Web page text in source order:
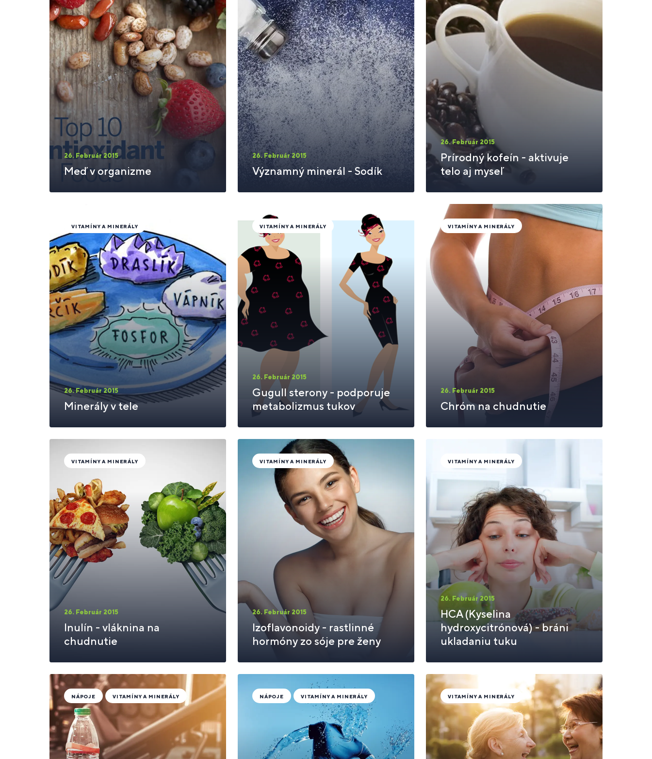
26. Február 2015
Meď v organizme
26. Február 2015
Významný minerál - Sodík
26. Február 2015
Prírodný kofeín - aktivuje
telo aj myseľ
26. Február 2015
Minerály v tele
VITAMÍNY A MINERÁLY
26. Február 2015
Gugull sterony - podporuje
metabolizmus tukov
VITAMÍNY A MINERÁLY
26. Február 2015
Chróm na chudnutie
VITAMÍNY A MINERÁLY
26. Február 2015
Inulín - vláknina na
chudnutie
VITAMÍNY A MINERÁLY
26. Február 2015
Izoflavonoidy - rastlinné
hormóny zo sóje pre ženy
VITAMÍNY A MINERÁLY
26. Február 2015
HCA (Kyselina
hydroxycitrónová) - bráni
ukladaniu tuku
VITAMÍNY A MINERÁLY
NÁPOJE VITAMÍNY A MINERÁLY NÁPOJE VITAMÍNY A MINERÁLY VITAMÍNY A MINERÁLY